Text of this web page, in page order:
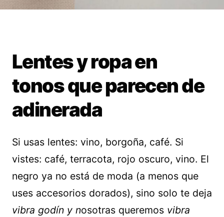
Lentes y ropa en
tonos que parecen de
adinerada
Si usas lentes: vino, borgoña, café. Si
vistes: café, terracota, rojo oscuro, vino. El
negro ya no está de moda (a menos que
uses accesorios dorados), sino solo te deja
vibra godín y nosotras queremos vibra